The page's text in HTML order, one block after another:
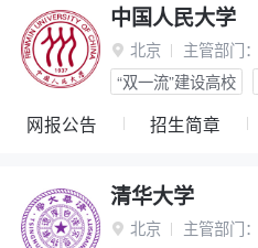
中国人民大学
 北京 主管部门：
“双一流”建设高校
网报公告 招生简章
清华大学
 北京 主管部门：